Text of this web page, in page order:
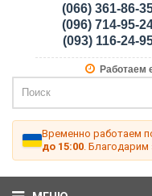
(066) 361-86-
(096) 714-95-
(093) 116-24-
Работаем
Временно работаем
до 15:00 .